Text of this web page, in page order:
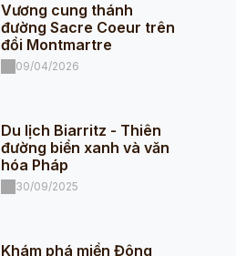
Vương cung thánh
đường Sacre Coeur trên
đồi Montmartre
09/04/2026
Du lịch Biarritz - Thiên
đường biển xanh và văn
hóa Pháp
30/09/2025
Khám phá miền Đông